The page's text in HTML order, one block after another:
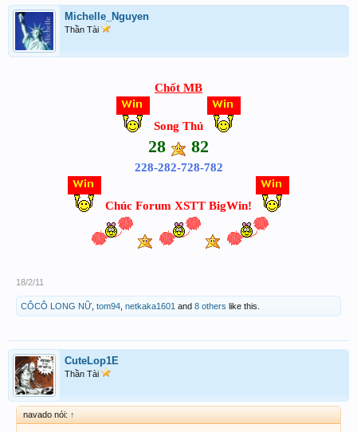
Michelle_Nguyen
Thần Tài
Chốt MB
Song Thủ
28 82
228-282-728-782
Chúc Forum XSTT BigWin!
18/2/11
CÔCÔ LONG NỮ tom94 netkaka1601 and 8 others like this.
CuteLop1E
Thần Tài
navado nói: ↑